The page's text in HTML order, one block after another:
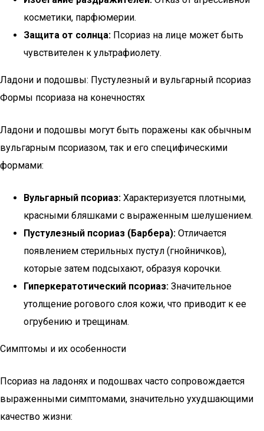
косметики, парфюмерии.
Защита от солнца: Псориаз на лице может быть
чувствителен к ультрафиолету.
Ладони и подошвы: Пустулезный и вульгарный псориаз
Формы псориаза на конечностях
Ладони и подошвы могут быть поражены как обычным
вульгарным псориазом, так и его специфическими
формами:
Вульгарный псориаз: Характеризуется плотными,
красными бляшками с выраженным шелушением.
Пустулезный псориаз (Барбера): Отличается
появлением стерильных пустул (гнойничков),
которые затем подсыхают, образуя корочки.
Гиперкератотический псориаз: Значительное
утолщение рогового слоя кожи, что приводит к ее
огрубению и трещинам.
Симптомы и их особенности
Псориаз на ладонях и подошвах часто сопровождается
выраженными симптомами, значительно ухудшающими
качество жизни: